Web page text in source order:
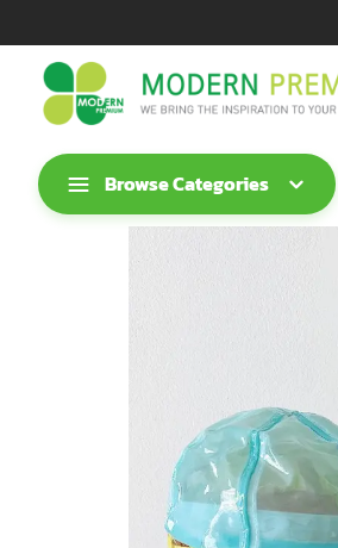
Browse Categories